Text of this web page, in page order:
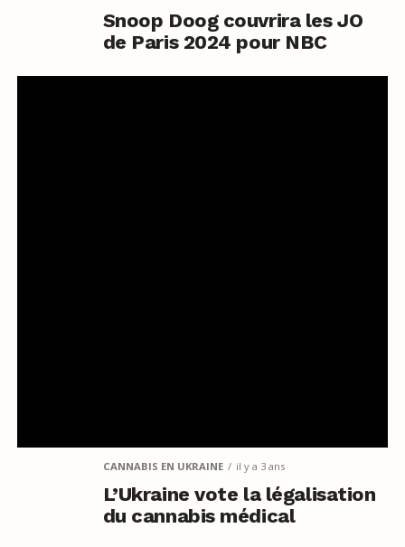
Snoop Doog couvrira les JO
de Paris 2024 pour NBC
CANNABIS EN UKRAINE il y a 3 ans
L’Ukraine vote la légalisation
du cannabis médical